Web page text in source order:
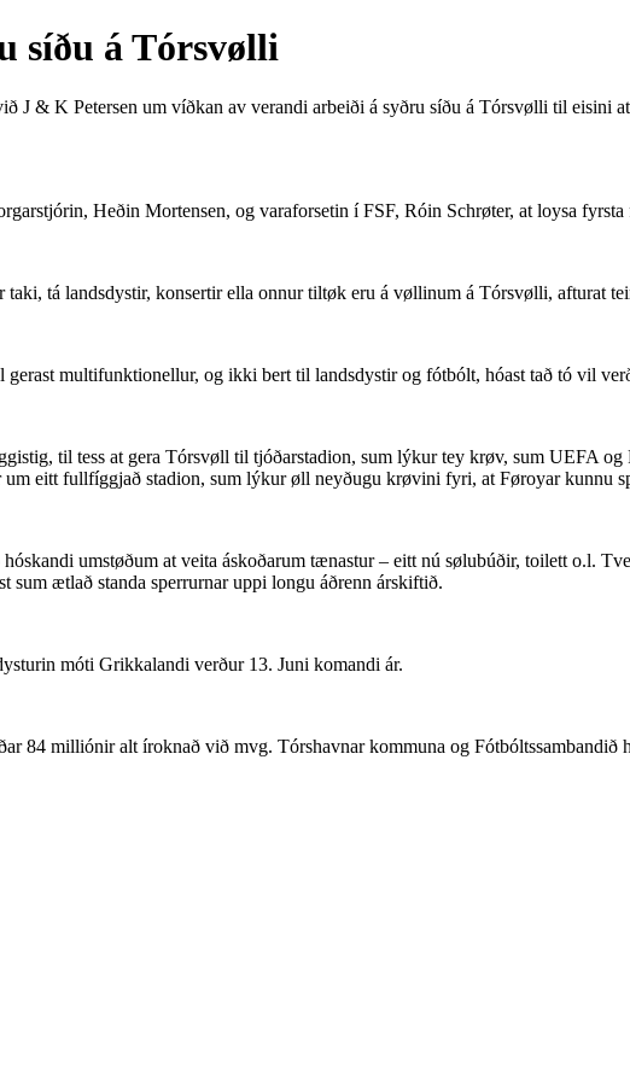
síðu á Tórsvølli
J & K Petersen um víðkan av verandi arbeiði á syðru síðu á Tórsvølli til eisini
Heðin Mortensen, og varaforsetin í FSF, Róin Schrøter, at loysa
tá landsdystir, konsertir ella onnur tiltøk eru á vøllinum á Tórsvølli, afturat
multifunktionellur, og ikki bert til landsdystir og fótbólt, hóast tað tó vil
til tess at gera Tórsvøll til tjóðarstadion, sum lýkur tey krøv, sum UEFA
eitt fullfíggjað stadion, sum lýkur øll neyðugu krøvini fyri, at Føroyar kunnu
umstøðum at veita áskoðarum tænastur – eitt nú sølubúðir, toilett o.l.
ætlað standa sperrurnar uppi longu áðrenn árskiftið.
móti Grikkalandi verður 13. Juni komandi ár.
84 milliónir alt íroknað við mvg. Tórshavnar kommuna og